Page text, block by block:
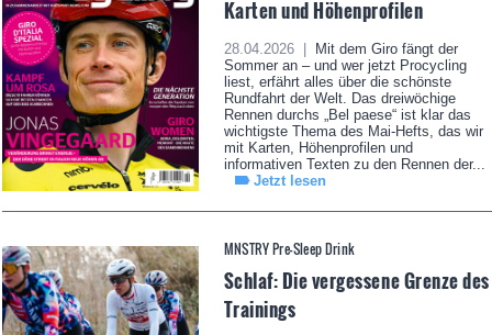
Karten und Höhenprofilen
28.04.2026 |
Mit dem Giro fängt der
Sommer an – und wer jetzt Procycling
liest, erfährt alles über die schönste
Rundfahrt der Welt. Das dreiwöchige
Rennen durchs „Bel paese“ ist klar das
wichtigste Thema des Mai-Hefts, das wir
mit Karten, Höhenprofilen und
informativen Texten zu den Rennen der...
Jetzt lesen
MNSTRY Pre-Sleep Drink
Schlaf: Die vergessene Grenze des
Trainings